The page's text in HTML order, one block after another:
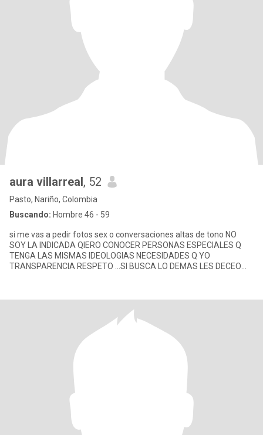
aura villarreal, 52
Pasto, Nariño, Colombia
Buscando: Hombre 46 - 59
si me vas a pedir fotos sex o conversaciones altas de tono NO
SOY LA INDICADA QIERO CONOCER PERSONAS ESPECIALES Q
TENGA LAS MISMAS IDEOLOGIAS NECESIDADES Q YO
TRANSPARENCIA RESPETO ...SI BUSCA LO DEMAS LES DECEO